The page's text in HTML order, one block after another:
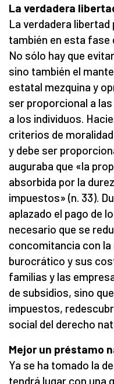
La verdadera
La verdadera
también en esta fase
No sólo hay que
sino también el
estatal mezquina y
ser proporcional a
a los individuos.
criterios de
y debe ser
auguraba que «la
absorbida por la
impuestos» (n. 33).
aplazado el pago de
necesario que se
concomitancia con
burocrático y sus
familias y las
de subsidios, sino
impuestos,
social del derecho
Mejor un préstamo
Ya se ha tomado la
tendrá lugar con una